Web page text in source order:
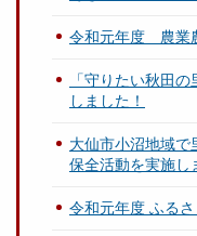
令和元年度 農業
「守りたい秋田
しました！
大仙市小沼地域で
保全活動を実施し
令和元年度 ふる